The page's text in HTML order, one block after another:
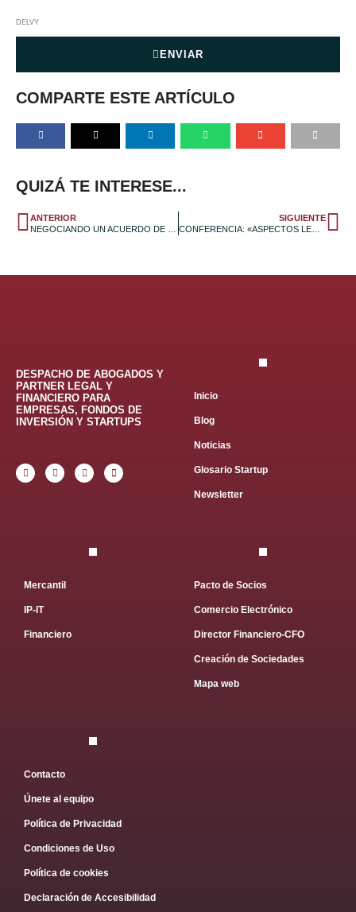
DELVY
ENVIAR
COMPARTE ESTE ARTÍCULO
QUIZÁ TE INTERESE...
ANTERIOR
SIGUIENTE
CONFERENCIA: «ASPECTOS LEGALES PARA INICIAR TU ACTIVIDAD EMPRESARIAL»
DESPACHO DE ABOGADOS Y
PARTNER LEGAL Y
FINANCIERO PARA
EMPRESAS, FONDOS DE
INVERSIÓN Y STARTUPS
Inicio
Blog
Noticias
Glosario Startup
Newsletter
Mercantil
IP-IT
Financiero
Pacto de Socios
Comercio Electrónico
Director Financiero-CFO
Creación de Sociedades
Mapa web
Contacto
Únete al equipo
Política de Privacidad
Condiciones de Uso
Política de cookies
Declaración de Accesibilidad